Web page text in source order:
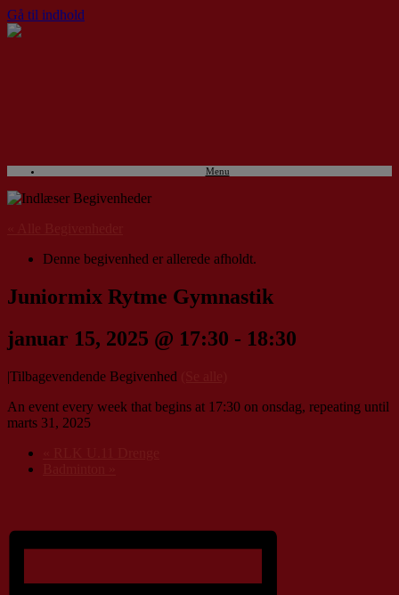
Gå til indhold
Menu
Denne begivenhed er allerede afholdt.
Juniormix Rytme Gymnastik
januar 15, 2025 @ 17:30 - 18:30
|Tilbagevendende Begivenhed
An event every week that begins at 17:30 on onsdag, repeating until
marts 31, 2025